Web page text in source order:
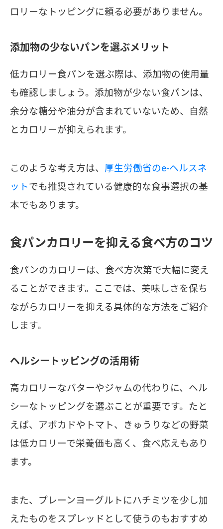
ロリーなトッピングに頼る必要がありません。
添加物の少ないパンを選ぶメリット
低カロリー食パンを選ぶ際は、添加物の使用量
も確認しましょう。添加物が少ない食パンは、
余分な糖分や油分が含まれていないため、自然
とカロリーが抑えられます。
このような考え方は、 厚生労働省のe-ヘルスネ
ットでも推奨されている健康的な食事選択の基
本でもあります。
食パンカロリーを抑える食べ方のコツ
食パンのカロリーは、食べ方次第で大幅に変え
ることができます。ここでは、美味しさを保ち
ながらカロリーを抑える具体的な方法をご紹介
します。
ヘルシートッピングの活用術
高カロリーなバターやジャムの代わりに、ヘル
シーなトッピングを選ぶことが重要です。たと
えば、アボカドやトマト、きゅうりなどの野菜
は低カロリーで栄養価も高く、食べ応えもあり
ます。
また、プレーンヨーグルトにハチミツを少し加
えたものをスプレッドとして使うのもおすすめ